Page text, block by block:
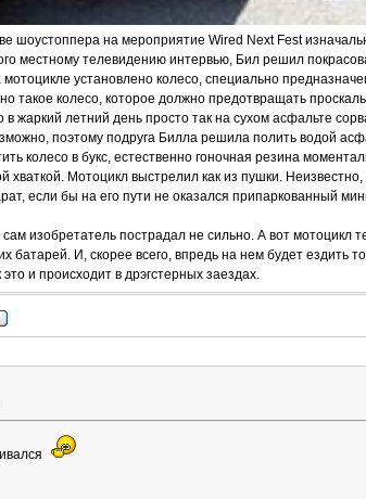
шоустоппера на мероприятие Wired Next Fest
местному телевидению интервью, Бил решил
установлено колесо, специально
такое колесо, которое должно предотвращать
жаркий летний день просто так на сухом асфальте
поэтому подруга Билла решила полить водой
колесо в букс, естественно гоночная резина
хваткой. Мотоцикл выстрелил как из пушки. Неизвестно,
если бы на его пути не оказался припаркованный
сам изобретатель пострадал не сильно. А вот мотоцикл
батарей. И, скорее всего, впредь на нем будет ездить
и происходит в дрэгстерных заездах.